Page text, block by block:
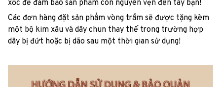
xốc để đảm bảo sản phẩm còn nguyên vẹn đến tay bạn!
Các đơn hàng đặt sản phẩm vòng trầm sẽ được tặng kèm
một bộ kim xâu và dây chun thay thế trong trường hợp
dây bị đứt hoặc bị dão sau một thời gian sử dụng!